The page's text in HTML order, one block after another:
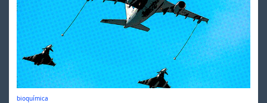
bioquímica